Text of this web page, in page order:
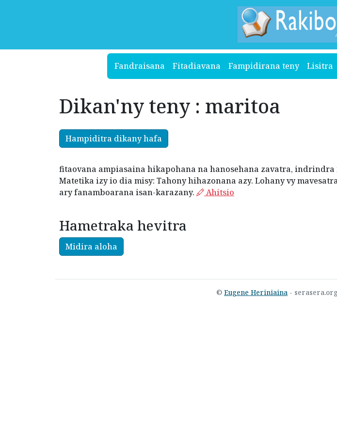
Fandraisana Fitadiavana Fampidirana teny Lisitra
Dikan'ny teny : maritoa
Hampiditra dikany hafa
fitaovana ampiasaina hikapohana na hanosehana zavatra,
Matetika izy io dia misy: Tahony hihazonana azy. Lohany vy
ary fanamboarana isan-karazany.
Ahitsio
Hametraka hevitra
Midira aloha
© Eugene Heriniaina -